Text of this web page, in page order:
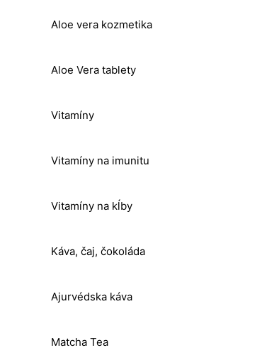
Aloe vera kozmetika
Aloe Vera tablety
Vitamíny
Vitamíny na imunitu
Vitamíny na kĺby
Káva, čaj, čokoláda
Ajurvédska káva
Matcha Tea